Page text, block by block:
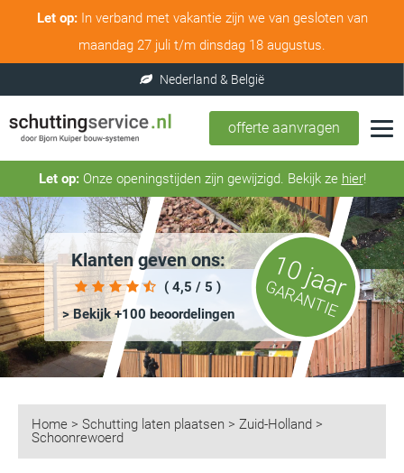
Let op:In verband met vakantie zijn we van gesloten van
maandag 27 juli t/m dinsdag 18 augustus.
offerte aanvragen
Let op:Onze openingstijden zijn gewijzigd. Bekijk ze hier!
Klanten geven ons:
( 4,5 / 5 )
> Bekijk +100 beoordelingen
10 jaar
GARANTIE
Home > Schutting laten plaatsen > Zuid-Holland >
Schoonrewoerd